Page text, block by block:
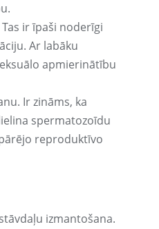
ir īpaši noderīgi
Ar labāku
apmierinātību
Ir zināms, ka
spermatozoīdu
reproduktīvo
izmantošana.